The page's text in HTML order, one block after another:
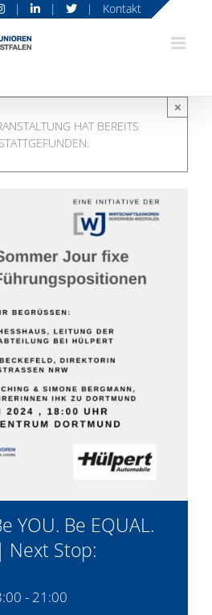
| | | Kontakt
HAT BEREITS
STATTGEFUNDEN.
×
YOU. Be EQUAL.
Next Stop:
- 21:00